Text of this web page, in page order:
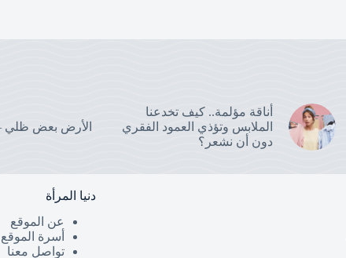
أناقة مؤلمة.. كيف تخدعنا
الملابس وتؤذي العمود الفقري
دون أن نشعر؟
الأرض بعض ظلي
دنيا المرأة
عن الموقع
أسرة الموقع
تواصل معنا